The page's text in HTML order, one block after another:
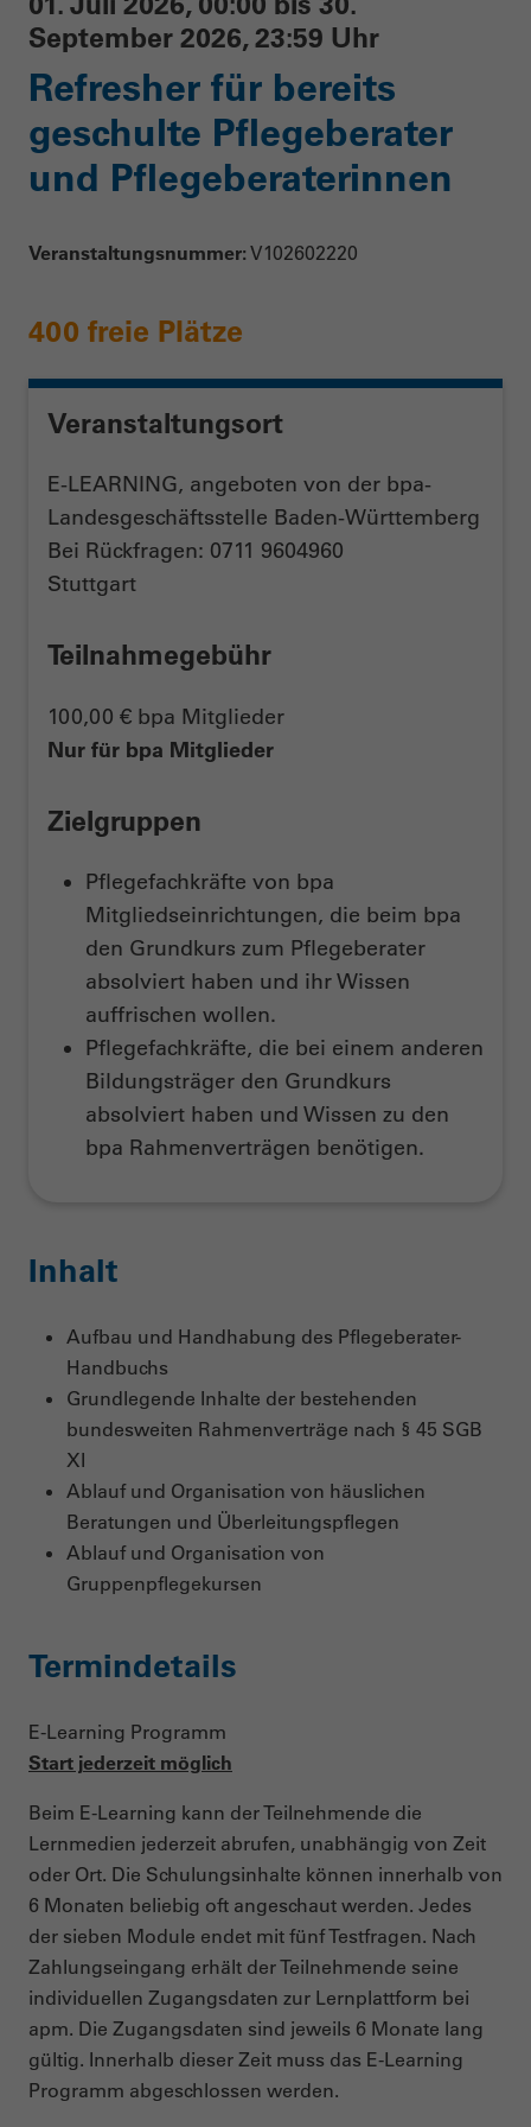
September 2026, 23:59 Uhr
Refresher für bereits
geschulte Pflegeberater
und Pflegeberaterinnen
Veranstaltungsnummer: V102602220
400 freie Plätze
Veranstaltungsort
E-LEARNING, angeboten von der bpa-
Landesgeschäftsstelle Baden-Württemberg
Bei Rückfragen: 0711 9604960
Stuttgart
Teilnahmegebühr
100,00 € bpa Mitglieder
Nur für bpa Mitglieder
Zielgruppen
Pflegefachkräfte von bpa
Mitgliedseinrichtungen, die beim bpa
den Grundkurs zum Pflegeberater
absolviert haben und ihr Wissen
auffrischen wollen.
Pflegefachkräfte, die bei einem anderen
Bildungsträger den Grundkurs
absolviert haben und Wissen zu den
bpa Rahmenverträgen benötigen.
Inhalt
Aufbau und Handhabung des Pflegeberater-
Handbuchs
Grundlegende Inhalte der bestehenden
bundesweiten Rahmenverträge nach § 45 SGB
XI
Ablauf und Organisation von häuslichen
Beratungen und Überleitungspflegen
Ablauf und Organisation von
Gruppenpflegekursen
Termindetails
E-Learning Programm
Start jederzeit möglich
Beim E-Learning kann der Teilnehmende die
Lernmedien jederzeit abrufen, unabhängig von Zeit
oder Ort. Die Schulungsinhalte können innerhalb von
6 Monaten beliebig oft angeschaut werden. Jedes
der sieben Module endet mit fünf Testfragen. Nach
Zahlungseingang erhält der Teilnehmende seine
individuellen Zugangsdaten zur Lernplattform bei
apm. Die Zugangsdaten sind jeweils 6 Monate lang
gültig. Innerhalb dieser Zeit muss das E-Learning
Programm abgeschlossen werden.